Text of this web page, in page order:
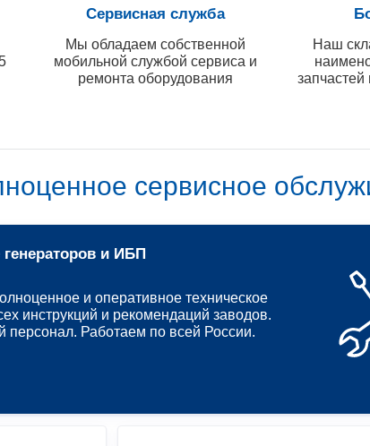
Сервисная служба
Мы обладаем собственной
мобильной службой сервиса и
ремонта оборудования
Наш
сервисное
и ИБП
и оперативное техническое
инструкций и рекомендаций заводов.
Работаем по всей России.